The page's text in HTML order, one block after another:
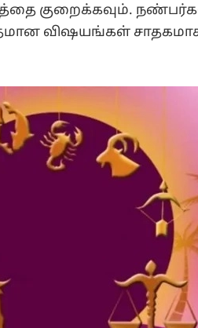
குறைக்கவும்.
விஷயங்கள் சாதகமாக